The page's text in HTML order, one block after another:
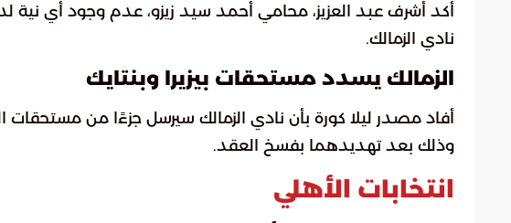
أكد أشرف عبد العزيز، محامي أحمد سيد زيزو، عدم وجود أي نية
نادي الزمالك.
الزمالك يسدد مستحقات بيزيرا وبنتايك
أفاد مصدر ليلا كورة بأن نادي الزمالك سيرسل جزءًا من مستحقات
وذلك بعد تهديدهما بفسخ العقد.
انتخابات الأهلي